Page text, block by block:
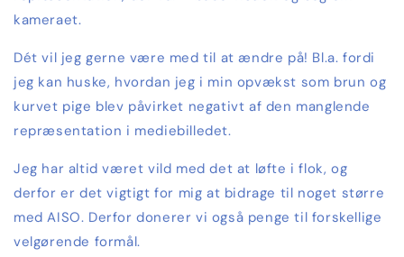
kameraet.
Dét vil jeg gerne være med til at ændre på! Bl.a. fordi
jeg kan huske, hvordan jeg i min opvækst som brun og
kurvet pige blev påvirket negativt af den manglende
repræsentation i mediebilledet.
Jeg har altid været vild med det at løfte i flok, og
derfor er det vigtigt for mig at bidrage til noget større
med AISO. Derfor donerer vi også penge til forskellige
velgørende formål.